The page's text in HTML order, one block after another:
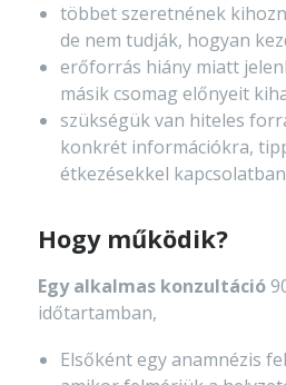
többet szeretnének
de nem tudják, hogyan
erőforrás hiány miatt
másik csomag előnyeit
szükségük van hiteles
konkrét információkra,
étkezésekkel
Hogy működik?
Egy alkalmas konzultáció
időtartamban,
Elsőként egy anamnézis